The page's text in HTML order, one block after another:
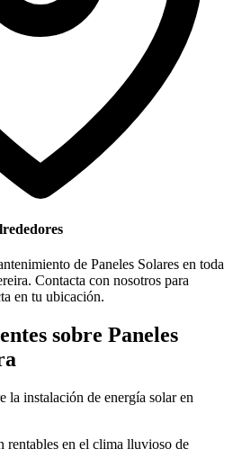
de Paneles Solares en toda
Contacta con nosotros para
en tu ubicación.
sobre Paneles
la instalación de energía solar en
rentables en el clima lluvioso de